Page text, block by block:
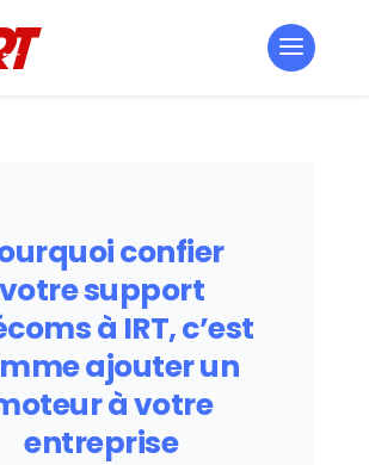
confier
votre support
à IRT, c’est
ajouter un
à votre
entreprise